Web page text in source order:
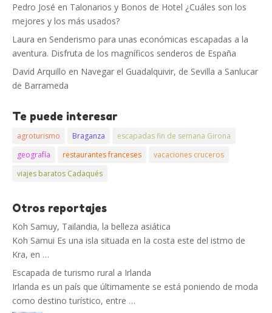
Pedro José en Talonarios y Bonos de Hotel ¿Cuáles son los
mejores y los más usados?
Laura en Senderismo para unas económicas escapadas a la
aventura. Disfruta de los magníficos senderos de España
David Arquillo en Navegar el Guadalquivir, de Sevilla a Sanlucar
de Barrameda
Te puede interesar
agroturismo Braganza
escapadas fin de semana Girona
geografía
restaurantes franceses
vacaciones cruceros
viajes baratos Cadaqués
Otros reportajes
Koh Samuy, Tailandia, la belleza asiática
Koh Samui Es una isla situada en la costa este del istmo de
Kra, en …
Escapada de turismo rural a Irlanda
Irlanda es un país que últimamente se está poniendo de moda
como destino turístico, entre …